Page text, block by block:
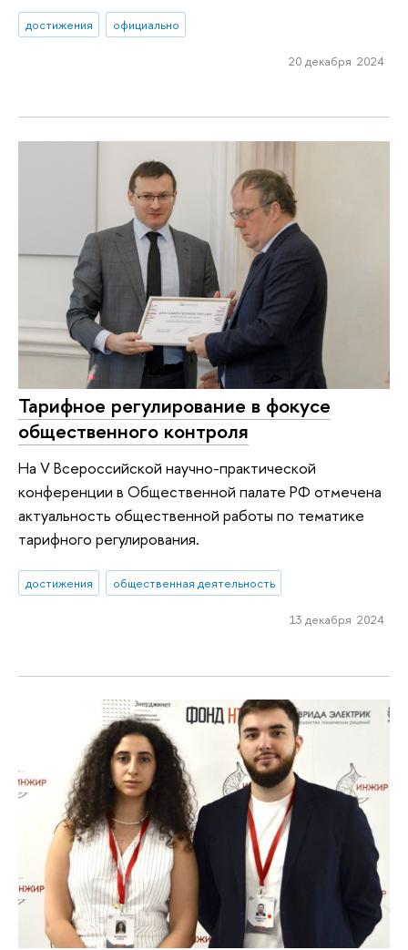
достижения официально
20 декабря 2024
Тарифное регулирование в фокусе
общественного контроля
На V Всероссийской научно-практической
конференции в Общественной палате РФ отмечена
актуальность общественной работы по тематике
тарифного регулирования.
достижения общественная деятельность
13 декабря 2024